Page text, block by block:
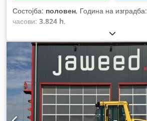
Состојба: половен, Година на изградба:
часови: 3.824 h,